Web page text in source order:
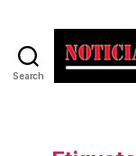
Search